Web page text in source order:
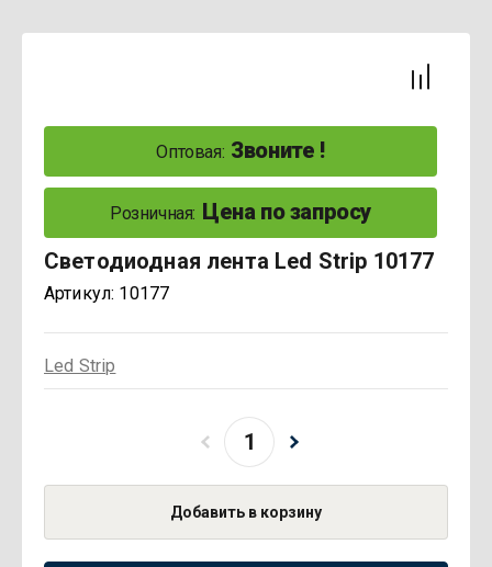
Оптовая: Звоните !
Розничная: Цена по запросу
Светодиодная лента Led Strip 10177
Артикул: 10177
Led Strip
Добавить в корзину